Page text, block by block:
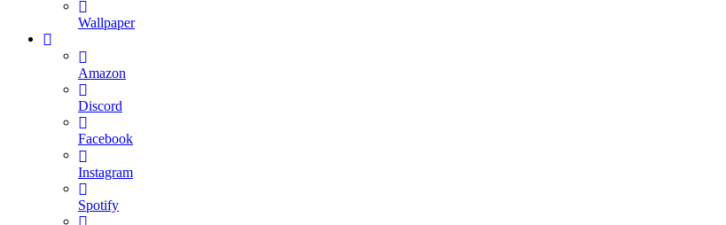
Wallpaper
Amazon
Discord
Facebook
Instagram
Spotify